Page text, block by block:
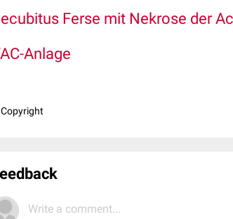
ecubitus Ferse mit Nekrose der
Anlage
Write a comment...